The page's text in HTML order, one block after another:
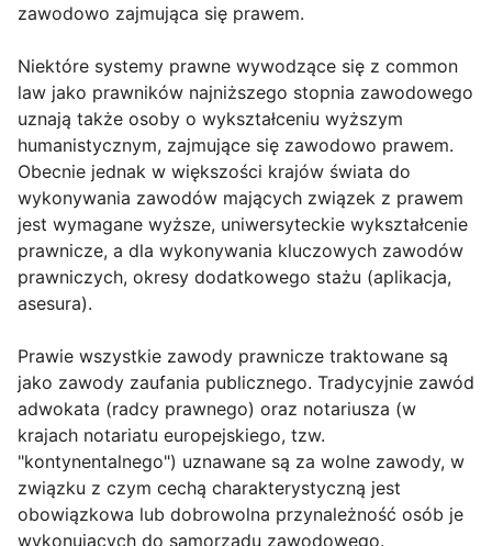
zawodowo zajmująca się prawem.
Niektóre systemy prawne wywodzące się z common
law jako prawników najniższego stopnia zawodowego
uznają także osoby o wykształceniu wyższym
humanistycznym, zajmujące się zawodowo prawem.
Obecnie jednak w większości krajów świata do
wykonywania zawodów mających związek z prawem
jest wymagane wyższe, uniwersyteckie wykształcenie
prawnicze, a dla wykonywania kluczowych zawodów
prawniczych, okresy dodatkowego stażu (aplikacja,
asesura).
Prawie wszystkie zawody prawnicze traktowane są
jako zawody zaufania publicznego. Tradycyjnie zawód
adwokata (radcy prawnego) oraz notariusza (w
krajach notariatu europejskiego, tzw.
"kontynentalnego") uznawane są za wolne zawody, w
związku z czym cechą charakterystyczną jest
obowiązkowa lub dobrowolna przynależność osób je
wykonujących do samorządu zawodowego.